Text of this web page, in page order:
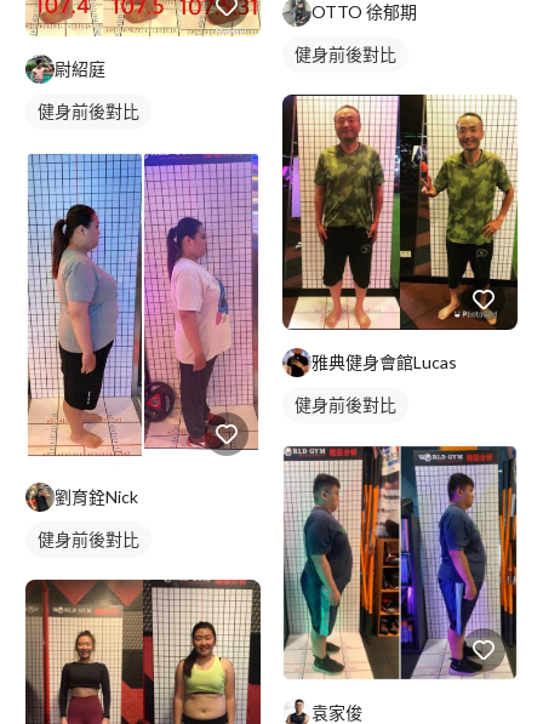
尉紹庭
健身前後對比
劉育銓Nick
健身前後對比
OTTO 徐郁期
健身前後對比
雅典健身會館Lucas
健身前後對比
袁家俊